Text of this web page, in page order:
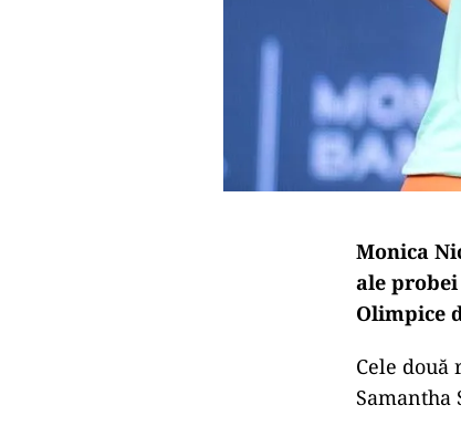
Monica
ale
Olimpice
Cele două
Samantha